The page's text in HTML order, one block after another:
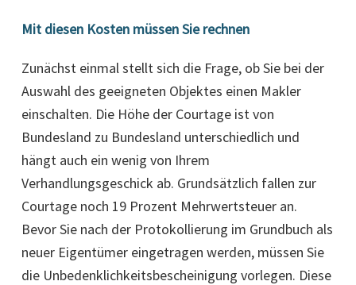
Mit diesen Kosten müssen Sie rechnen
Zunächst einmal stellt sich die Frage, ob Sie bei der
Auswahl des geeigneten Objektes einen Makler
einschalten. Die Höhe der Courtage ist von
Bundesland zu Bundesland unterschiedlich und
hängt auch ein wenig von Ihrem
Verhandlungsgeschick ab. Grundsätzlich fallen zur
Courtage noch 19 Prozent Mehrwertsteuer an.
Bevor Sie nach der Protokollierung im Grundbuch als
neuer Eigentümer eingetragen werden, müssen Sie
die Unbedenklichkeitsbescheinigung vorlegen. Diese